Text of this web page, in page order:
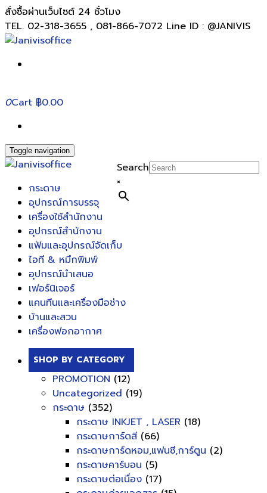
สั่งซื้อผ่านเว็บไซต์ 24 ชั่วโมง
TEL. 02-318-3655 , 081-866-7072 Line ID : @JANIVIS
0Cart ฿0.00
Toggle navigation
Search
×
กระดาษ
อุปกรณ์การบรรจุ
เครื่องใช้สำนักงาน
อุปกรณ์สำนักงาน
แฟ้มและอุปกรณ์จัดเก็บ
ไอที & หมึกพิมพ์
อุปกรณ์นำเสนอ
เฟอร์นิเจอร์
แคนทีนและเครื่องมือช่าง
บ้านและสวน
เครื่องฟอกอากาศ
SHOP BY CATEGORY
PROMOTION (12)
Uncategorized (19)
กระดาษ (352)
กระดาษ INKJET , LASER (18)
กระดาษการ์ดสี (66)
กระดาษการ์ดหอม,แฟนซี,การ์ตูน (2)
กระดาษคาร์บอน (5)
กระดาษต่อเนื่อง (17)